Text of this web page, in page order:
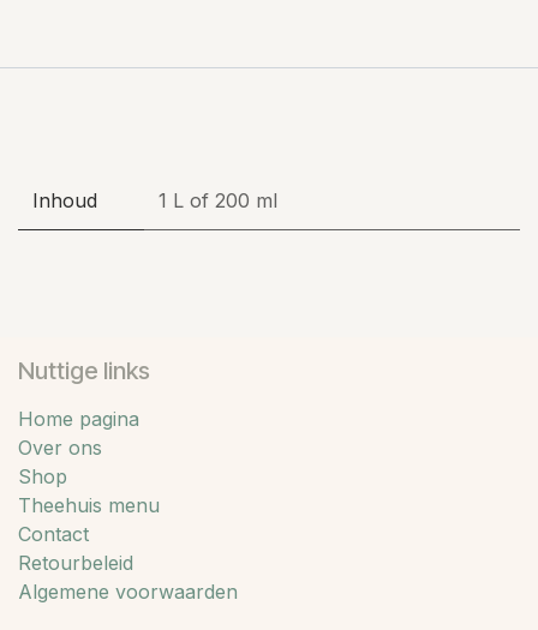
Inhoud 1 L of 200 ml
Nuttige links
Home pagina
Over ons
Shop
Theehuis menu
Contact
Retourbeleid
Algemene voorwaarden